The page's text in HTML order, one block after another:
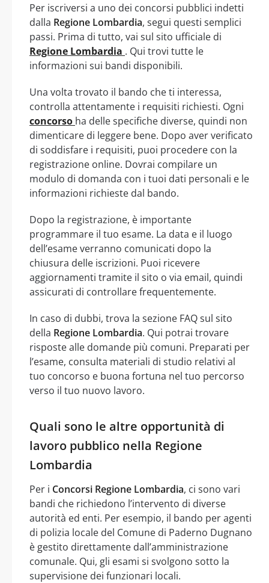
Per iscriversi a uno dei concorsi pubblici indetti
dalla Regione Lombardia, segui questi semplici
passi. Prima di tutto, vai sul sito ufficiale di
Regione Lombardia . Qui trovi tutte le
informazioni sui bandi disponibili.
Una volta trovato il bando che ti interessa,
controlla attentamente i requisiti richiesti. Ogni
concorso ha delle specifiche diverse, quindi non
dimenticare di leggere bene. Dopo aver verificato
di soddisfare i requisiti, puoi procedere con la
registrazione online. Dovrai compilare un
modulo di domanda con i tuoi dati personali e le
informazioni richieste dal bando.
Dopo la registrazione, è importante
programmare il tuo esame. La data e il luogo
dell’esame verranno comunicati dopo la
chiusura delle iscrizioni. Puoi ricevere
aggiornamenti tramite il sito o via email, quindi
assicurati di controllare frequentemente.
In caso di dubbi, trova la sezione FAQ sul sito
della Regione Lombardia. Qui potrai trovare
risposte alle domande più comuni. Preparati per
l’esame, consulta materiali di studio relativi al
tuo concorso e buona fortuna nel tuo percorso
verso il tuo nuovo lavoro.
Quali sono le altre opportunità di
lavoro pubblico nella Regione
Lombardia
Per i Concorsi Regione Lombardia, ci sono vari
bandi che richiedono l’intervento di diverse
autorità ed enti. Per esempio, il bando per agenti
di polizia locale del Comune di Paderno Dugnano
è gestito direttamente dall’amministrazione
comunale. Qui, gli esami si svolgono sotto la
supervisione dei funzionari locali.